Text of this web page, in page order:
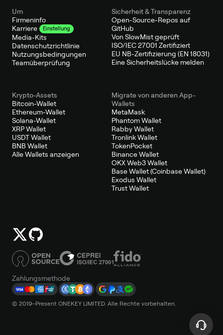
Um
Firmeninfo
Karriere
Einstellung
Media-Kits
Datenschutzrichtlinie
Nutzungsbedingungen
Teamüberprüfung
Sicherheit & Transparenz
Open-Source-Repos auf
GitHub
Von SlowMist geprüft
ISO/IEC 27001 Zertifiziert
EU NB-Zertifizierung (EN 18031)
Eine Sicherheitslücke melden
Krypto-Assets
Bitcoin-Wallet
Ethereum-Wallet
Solana-Wallet
XRP Wallet
USDT Wallet
BNB Wallet
Alle Wallets anzeigen
Migrate von anderen App-
Wallets
MetaMask
Phantom Wallet
Rabby Wallet
Tronlink Wallet
TokenPocket
Binance Wallet
OKX Web3 Wallet
Base Wallet (Coinbase Wallet)
Exodus Wallet
Trust Wallet
Zahlungsmethode
© 2019–Present ONEKEY LIMITED. Alle Rechte vorbehalten.